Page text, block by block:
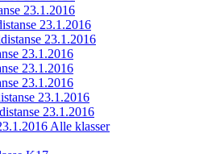
23.1.2016
23.1.2016
23.1.2016
23.1.2016
23.1.2016
23.1.2016
23.1.2016
23.1.2016
Alle klasser